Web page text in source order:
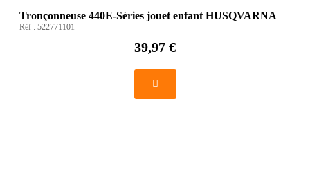
Tronçonneuse 440E-Séries jouet enfant HUSQVARNA
Réf : 522771101
39,97 €